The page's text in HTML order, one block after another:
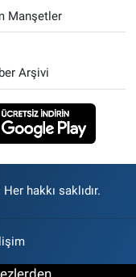
Manşetler
Arşivi
hakkı saklıdır.